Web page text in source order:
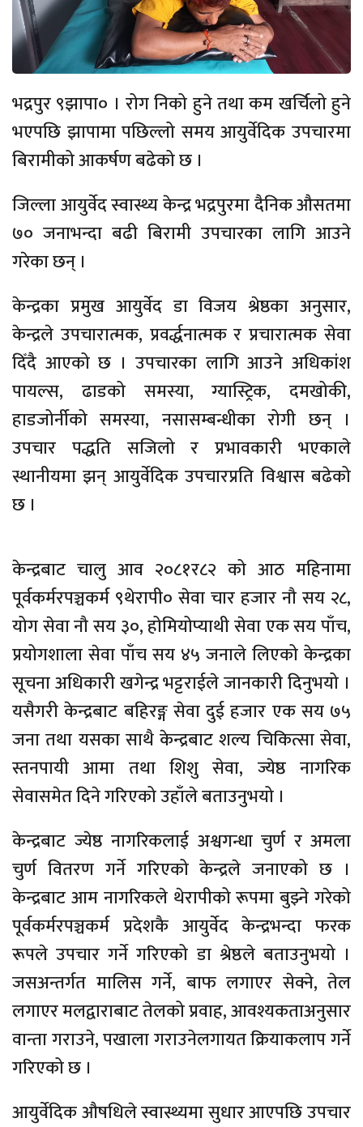
भद्रपुर ९झापा० । रोग निको हुने तथा कम खर्चिलो हुने
भएपछि झापामा पछिल्लो समय आयुर्वेदिक उपचारमा
बिरामीको आकर्षण बढेको छ ।
जिल्ला आयुर्वेद स्वास्थ्य केन्द्र भद्रपुरमा दैनिक औसतमा
७० जनाभन्दा बढी बिरामी उपचारका लागि आउने
गरेका छन् ।
केन्द्रका प्रमुख आयुर्वेद डा विजय श्रेष्ठका अनुसार,
केन्द्रले उपचारात्मक, प्रवर्द्धनात्मक र प्रचारात्मक सेवा
दिँदै आएको छ । उपचारका लागि आउने अधिकांश
पायल्स, ढाडको समस्या, ग्यास्ट्रिक, दमखोकी,
हाडजोर्नीको समस्या, नसासम्बन्धीका रोगी छन् ।
उपचार पद्धति सजिलो र प्रभावकारी भएकाले
स्थानीयमा झन् आयुर्वेदिक उपचारप्रति विश्वास बढेको
छ ।
केन्द्रबाट चालु आव २०८१र८२ को आठ महिनामा
पूर्वकर्मरपञ्चकर्म ९थेरापी० सेवा चार हजार नौ सय २८,
योग सेवा नौ सय ३०, होमियोप्याथी सेवा एक सय पाँच,
प्रयोगशाला सेवा पाँच सय ४५ जनाले लिएको केन्द्रका
सूचना अधिकारी खगेन्द्र भट्टराईले जानकारी दिनुभयो ।
यसैगरी केन्द्रबाट बहिरङ्ग सेवा दुई हजार एक सय ७५
जना तथा यसका साथै केन्द्रबाट शल्य चिकित्सा सेवा,
स्तनपायी आमा तथा शिशु सेवा, ज्येष्ठ नागरिक
सेवासमेत दिने गरिएको उहाँले बताउनुभयो ।
केन्द्रबाट ज्येष्ठ नागरिकलाई अश्वगन्धा चुर्ण र अमला
चुर्ण वितरण गर्ने गरिएको केन्द्रले जनाएको छ ।
केन्द्रबाट आम नागरिकले थेरापीको रूपमा बुझ्ने गरेको
पूर्वकर्मरपञ्चकर्म प्रदेशकै आयुर्वेद केन्द्रभन्दा फरक
रूपले उपचार गर्ने गरिएको डा श्रेष्ठले बताउनुभयो ।
जसअन्तर्गत मालिस गर्ने, बाफ लगाएर सेक्ने, तेल
लगाएर मलद्वाराबाट तेलको प्रवाह, आवश्यकताअनुसार
वान्ता गराउने, पखाला गराउनेलगायत क्रियाकलाप गर्ने
गरिएको छ ।
आयुर्वेदिक औषधिले स्वास्थ्यमा सुधार आएपछि उपचार